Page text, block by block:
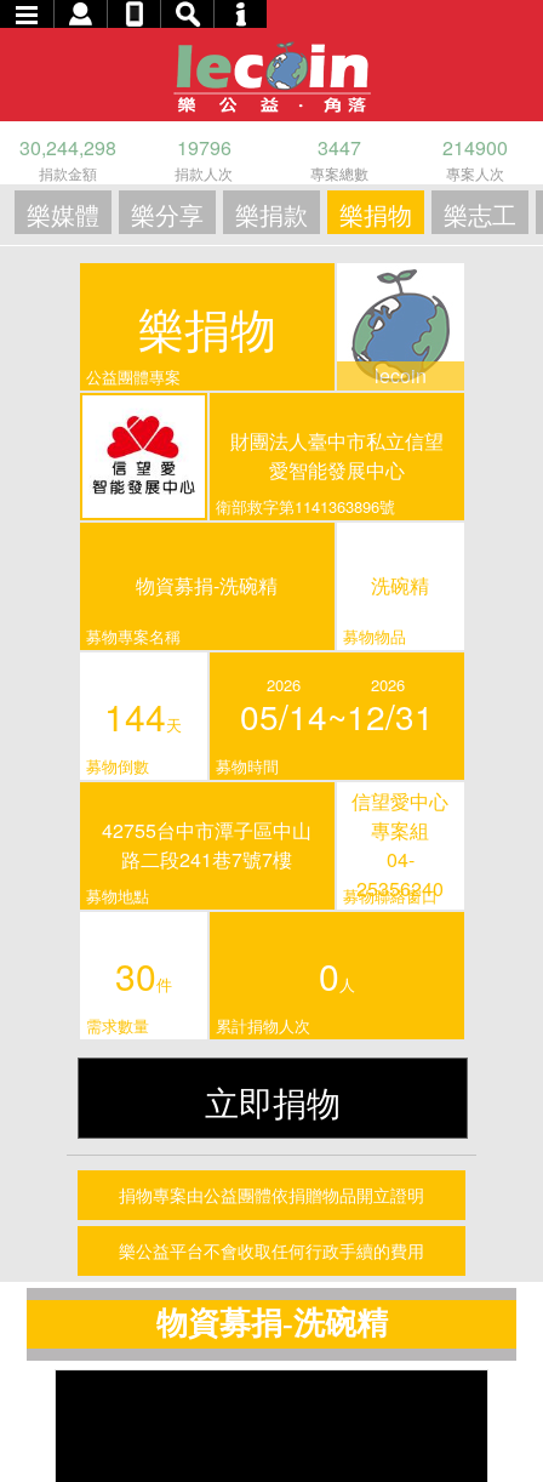
30,244,298
捐款金額
19796
捐款人次
3447
專案總數
214900
專案人次
樂媒體 樂分享 樂捐款 樂捐物 樂志工
樂捐物
公益團體專案 lecoin
財團法人臺中市私立信望
愛智能發展中心
衛部救字第1141363896號
物資募捐-洗碗精
募物專案名稱
洗碗精
募物物品
144天
募物倒數
2026
05/14~
2026
12/31
募物時間
42755台中市潭子區中山
路二段241巷7號7樓
募物地點
信望愛中心
專案組
04-
25356240
募物聯絡窗口
30件
需求數量
0人
累計捐物人次
立即捐物
捐物專案由公益團體依捐贈物品開立證明
樂公益平台不會收取任何行政手續的費用
物資募捐-洗碗精